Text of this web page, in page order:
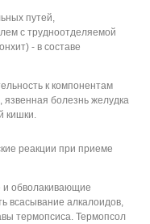
путей,
с трудноотделяемой
- в составе
к компонентам
язвенная болезнь желудка
кишки.
реакции при приеме
обволакивающие
всасывание алкалоидов,
термопсиса. Термопсол